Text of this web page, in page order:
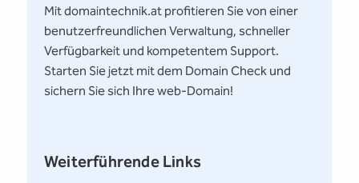
Mit domaintechnik.at profitieren Sie von einer
benutzerfreundlichen Verwaltung, schneller
Verfügbarkeit und kompetentem Support.
Starten Sie jetzt mit dem Domain Check und
sichern Sie sich Ihre web-Domain!
Weiterführende Links